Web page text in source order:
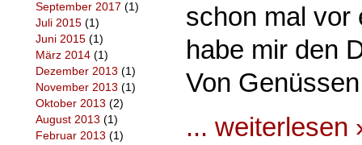
September 2017 (1)
Juli 2015 (1)
Juni 2015 (1)
März 2014 (1)
Dezember 2013 (1)
November 2013 (1)
Oktober 2013 (2)
August 2013 (1)
Februar 2013 (1)
schon mal vor
habe mir den
Von
... weiterlesen